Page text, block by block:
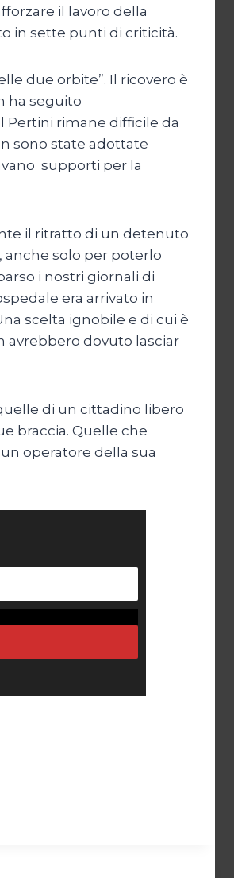
il lavoro della
in sette punti di criticità.
due orbite”. Il ricovero è
ha seguito
Pertini rimane difficile da
sono state adottate
supporti per la
il ritratto di un detenuto
anche solo per poterlo
i nostri giornali di
era arrivato in
scelta ignobile e di cui è
avrebbero dovuto lasciar
di un cittadino libero
braccia. Quelle che
operatore della sua